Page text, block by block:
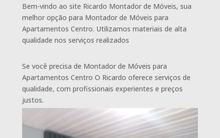
Bem-vindo ao site Ricardo Montador de Móveis, sua
melhor opção para Montador de Móveis para
Apartamentos Centro. Utilizamos materiais de alta
qualidade nos serviços realizados
Se você precisa de Montador de Móveis para
Apartamentos Centro O Ricardo oferece serviços de
qualidade, com profissionais experientes e preços
justos.